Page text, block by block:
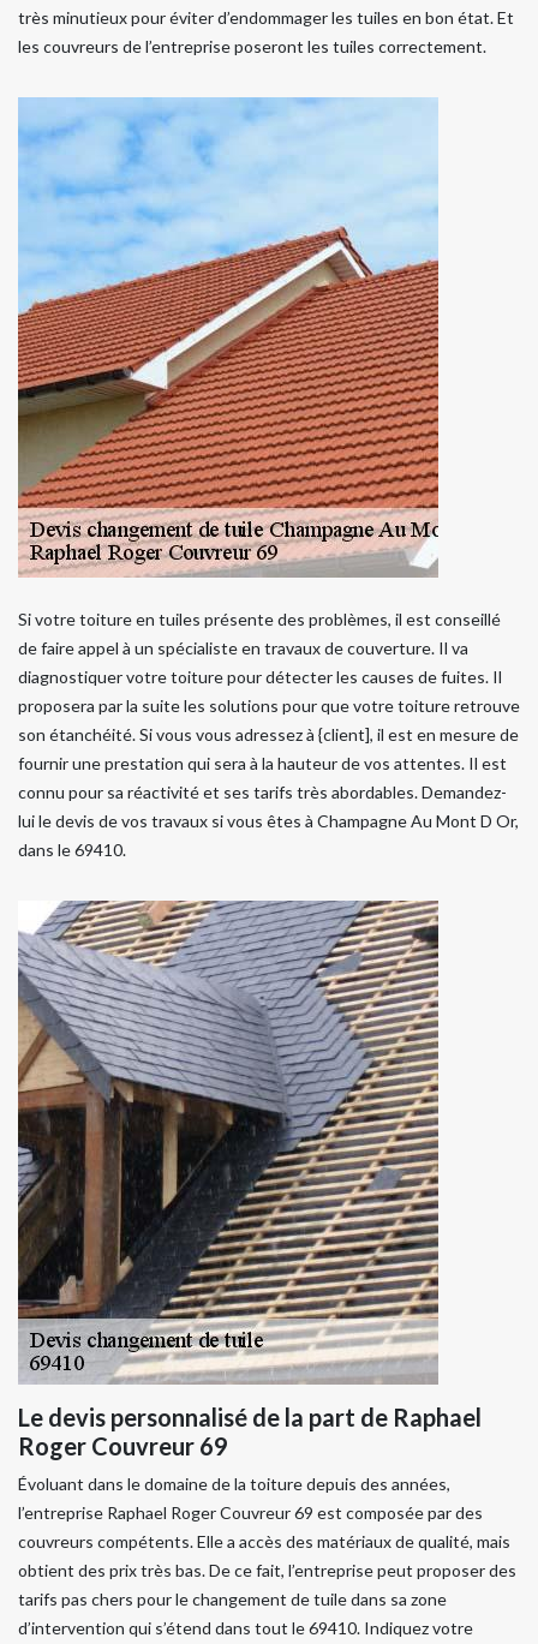
très minutieux pour éviter d’endommager les tuiles en bon état. Et
les couvreurs de l’entreprise poseront les tuiles correctement.
Si votre toiture en tuiles présente des problèmes, il est conseillé
de faire appel à un spécialiste en travaux de couverture. Il va
diagnostiquer votre toiture pour détecter les causes de fuites. Il
proposera par la suite les solutions pour que votre toiture retrouve
son étanchéité. Si vous vous adressez à {client], il est en mesure de
fournir une prestation qui sera à la hauteur de vos attentes. Il est
connu pour sa réactivité et ses tarifs très abordables. Demandez-
lui le devis de vos travaux si vous êtes à Champagne Au Mont D Or,
dans le 69410.
Le devis personnalisé de la part de Raphael
Roger Couvreur 69
Évoluant dans le domaine de la toiture depuis des années,
l’entreprise Raphael Roger Couvreur 69 est composée par des
couvreurs compétents. Elle a accès des matériaux de qualité, mais
obtient des prix très bas. De ce fait, l’entreprise peut proposer des
tarifs pas chers pour le changement de tuile dans sa zone
d’intervention qui s’étend dans tout le 69410. Indiquez votre